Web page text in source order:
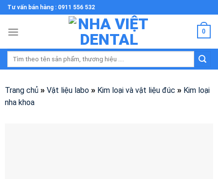
Skip
to
content
Tư vấn bán hàng : 0911 556 532
0
Tìm
Trang chủ» Vật liệu labo» Kim loại và vật liệu đúc » Kim loại
nha khoa